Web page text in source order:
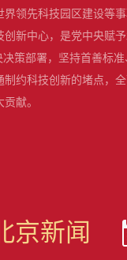
领先科技园区建设等
新中心，是党中央赋
策部署，坚持首善标
约科技创新的堵点，
献。
京新闻